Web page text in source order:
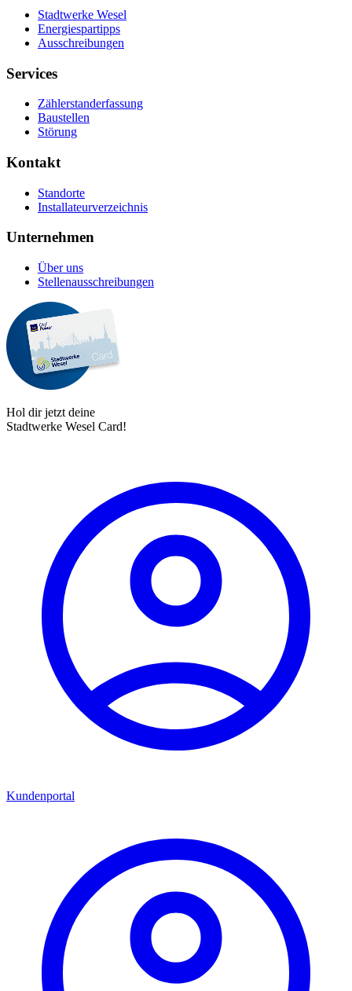
Stadtwerke Wesel
Energiespartipps
Ausschreibungen
Services
Zählerstanderfassung
Baustellen
Störung
Kontakt
Standorte
Installateurverzeichnis
Unternehmen
Über uns
Stellenausschreibungen
Hol dir jetzt deine
Stadtwerke Wesel Card!
Kundenportal